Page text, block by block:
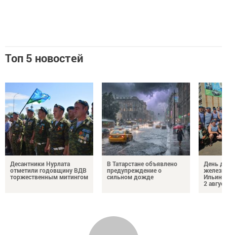
Топ 5 новостей
Десантники Нурлата
отметили годовщину ВДВ
торжественным митингом
В Татарстане объявлено
предупреждение о
сильном дожде
День
Ильин
2